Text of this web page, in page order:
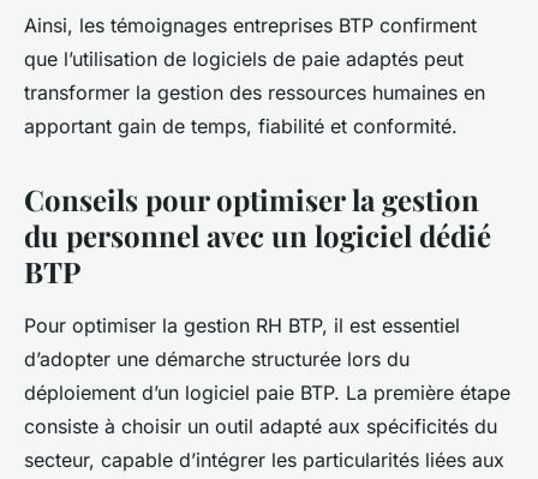
Ainsi, les témoignages entreprises BTP confirment
que l’utilisation de logiciels de paie adaptés peut
transformer la gestion des ressources humaines en
apportant gain de temps, fiabilité et conformité.
Conseils pour optimiser la gestion
du personnel avec un logiciel dédié
BTP
Pour optimiser la gestion RH BTP, il est essentiel
d’adopter une démarche structurée lors du
déploiement d’un logiciel paie BTP. La première étape
consiste à choisir un outil adapté aux spécificités du
secteur, capable d’intégrer les particularités liées aux